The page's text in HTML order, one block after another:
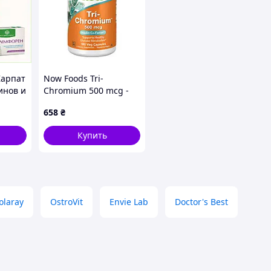
и
Now Foods Tri-
Chromium 500 mcg -
658 ₴
Купить
OstroVit Envie Lab Doctor's Best